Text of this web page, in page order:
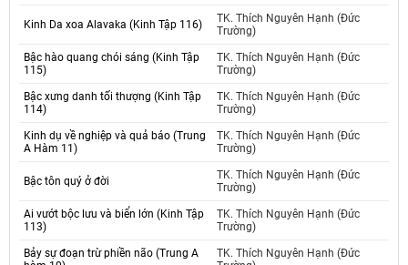
Kinh Da xoa Alavaka (Kinh Tập 116)
TK. Thích Nguyên Hạnh (Đức
Trường)
Bậc hào quang chói sáng (Kinh Tập
115)
TK. Thích Nguyên Hạnh (Đức
Trường)
Bậc xưng danh tối thượng (Kinh Tập
114)
TK. Thích Nguyên Hạnh (Đức
Trường)
Kinh dụ về nghiệp và quả báo (Trung
A Hàm 11)
TK. Thích Nguyên Hạnh (Đức
Trường)
Bậc tôn quý ở đời
TK. Thích Nguyên Hạnh (Đức
Trường)
Ai vướt bộc lưu và biển lớn (Kinh Tập
113)
TK. Thích Nguyên Hạnh (Đức
Trường)
Bảy sự đoạn trừ phiền não (Trung A
TK. Thích Nguyên Hạnh (Đức